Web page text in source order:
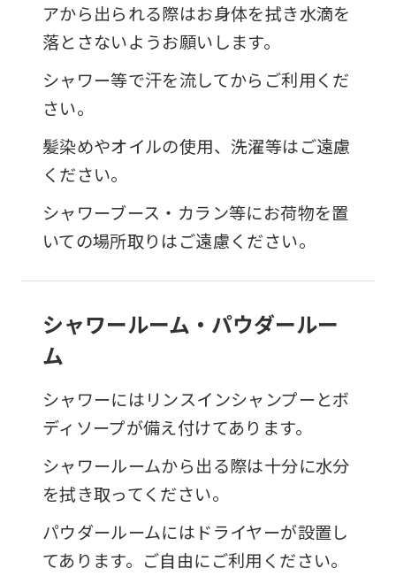
アから出られる際はお身体を拭き水滴を
落とさないようお願いします。
シャワー等で汗を流してからご利用くだ
さい。
髪染めやオイルの使用、洗濯等はご遠慮
ください。
シャワーブース・カラン等にお荷物を置
いての場所取りはご遠慮ください。
シャワールーム・パウダールー
ム
シャワーにはリンスインシャンプーとボ
ディソープが備え付けてあります。
シャワールームから出る際は十分に水分
を拭き取ってください。
パウダールームにはドライヤーが設置し
てあります。ご自由にご利用ください。